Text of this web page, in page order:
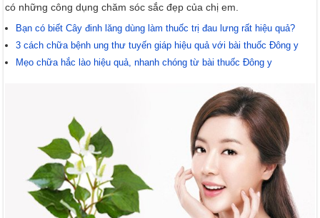
có những công dụng chăm sóc sắc đẹp của chị em.
Bạn có biết Cây đinh lăng dùng làm thuốc trị đau lưng rất hiệu quả?
3 cách chữa bệnh ung thư tuyến giáp hiệu quả với bài thuốc Đông y
Mẹo chữa hắc lào hiệu quả, nhanh chóng từ bài thuốc Đông y